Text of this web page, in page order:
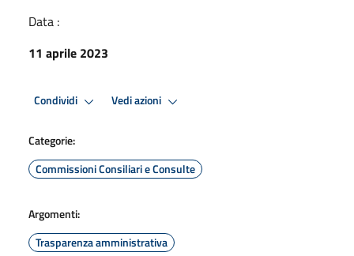
Data :
11 aprile 2023
Condividi Vedi azioni
Categorie:
Commissioni Consiliari e Consulte
Argomenti:
Trasparenza amministrativa